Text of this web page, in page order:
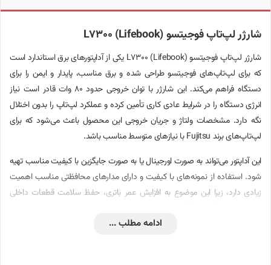
شارژر لپ‌تاپ فوجیتسو L7300 (Lifebook)
شارژر لپ‌تاپ فوجیتسو L7300 (Lifebook) یکی از آداپتورهای برق استاندارد است
که برای لپ‌تاپ‌های فوجیتسو طراحی شده و برق مناسب، پایدار و ایمن را برای
دستگاه فراهم می‌کند. این شارژر با توان خروجی حدود 80 وات قادر است نیاز
انرژی دستگاه را در شرایط عادی کاری تأمین کرده و عملکرد لپ‌تاپ را بدون اختلال
نگه دارد. مشخصات ولتاژ و جریان خروجی این محصول باعث می‌شود که برای
لپ‌تاپ‌های برند Fujitsu با نیازهای متوسط مناسب باشد.
این آداپتور می‌تواند به صورت اورجینال یا به صورت جایگزین با کیفیت مناسب تهیه
شود. استفاده از نمونه‌های با کیفیت و دارای مدارهای محافظتی مناسب اهمیت
زیادی دارد، زیرا این موضوع به افزایش عمر باتری، حفظ سلامت قطعات داخلی
همچنین انتخاب شارژری که دقیقاً با ویژگی‌های فنی دستگاه مطابقت داشته باشد
ادامه مطلب ...